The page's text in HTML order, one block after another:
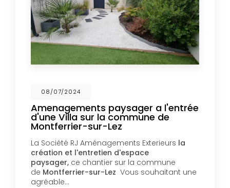
08/07/2024
Amenagements paysager a l'entrée
d'une Villa sur la commune de
Montferrier-sur-Lez
La Société RJ Aménagements Exterieurs la
création et l'entretien d'espace
paysager, ce chantier sur la commune
de Montferrier-sur-Lez Vous souhaitant une
agréable…